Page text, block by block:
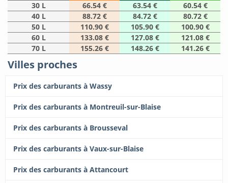
30 L
66.54 € 63.54 €
60.54 €
40 L
88.72 € 84.72 €
80.72 €
50 L
110.90 € 105.90 €
100.90 €
60 L
133.08 € 127.08 €
121.08 €
70 L
155.26 € 148.26 € 141.26 €
Villes proches
Prix des carburants à Wassy
Prix des carburants à Montreuil-sur-Blaise
Prix des carburants à Brousseval
Prix des carburants à Vaux-sur-Blaise
Prix des carburants à Attancourt